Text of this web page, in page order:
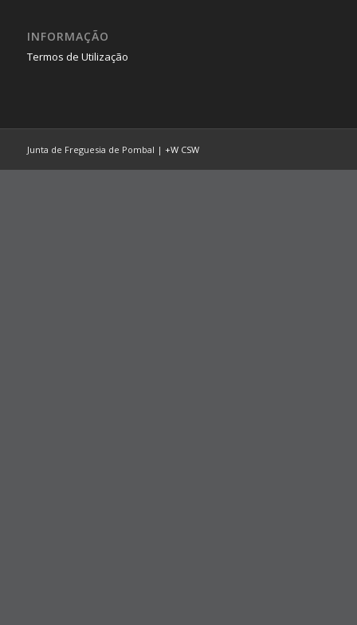
INFORMAÇÃO
Termos de Utilização
Junta de Freguesia de Pombal | +W CSW